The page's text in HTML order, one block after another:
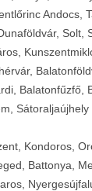
Andocs,
Solt,
Balatonfűzfő,
Sátoraljaújhely
Kondoros,
Battonya,